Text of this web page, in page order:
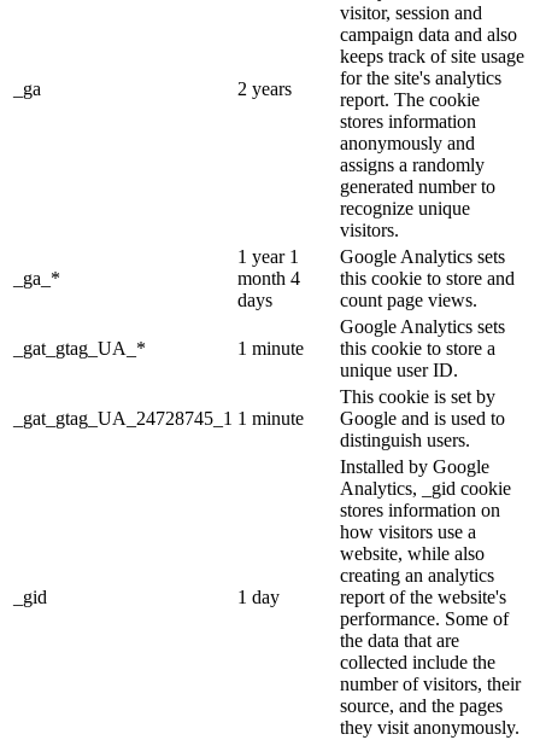
_ga 2 years
visitor, session and
campaign data and also
keeps track of site usage
for the site's analytics
report. The cookie
stores information
anonymously and
assigns a randomly
generated number to
recognize unique
visitors.
_ga_*
1 year 1
month 4
days
Google Analytics sets
this cookie to store and
count page views.
_gat_gtag_UA_* 1 minute
Google Analytics sets
this cookie to store a
unique user ID.
_gat_gtag_UA_24728745_1 1 minute
This cookie is set by
Google and is used to
distinguish users.
_gid 1 day
Installed by Google
Analytics, _gid cookie
stores information on
how visitors use a
website, while also
creating an analytics
report of the website's
performance. Some of
the data that are
collected include the
number of visitors, their
source, and the pages
they visit anonymously.